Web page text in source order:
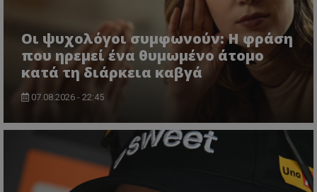
Οι ψυχολόγοι συμφωνούν: Η φράση
που ηρεμεί ένα θυμωμένο άτομο
κατά τη διάρκεια καβγά
07.08.2026 - 22:45